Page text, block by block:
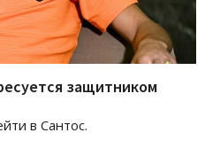
защитником
в Сантос.